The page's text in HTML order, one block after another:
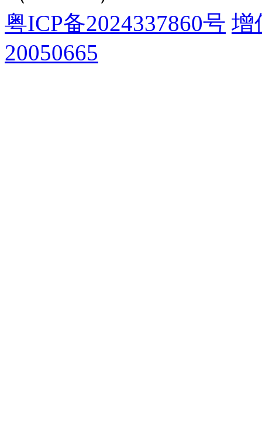
粤ICP备2024337860号 增
20050665